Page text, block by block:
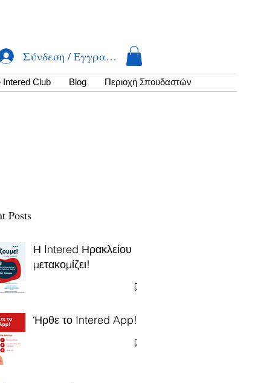
Σύνδεση / Εγγραφή
Intered Club Βlog Περιοχή Σπουδαστών
Posts
Η Intered Ηρακλείου
μετακομίζει!
Ήρθε το Intered App!